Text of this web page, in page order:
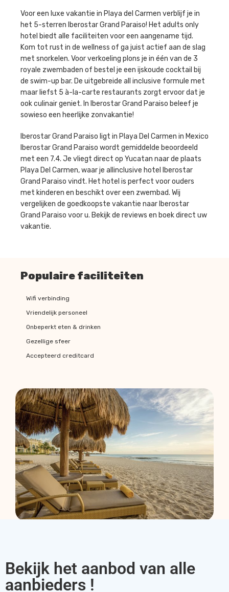
Voor een luxe vakantie in Playa del Carmen verblijf je in
het 5-sterren Iberostar Grand Paraiso! Het adults only
hotel biedt alle faciliteiten voor een aangename tijd.
Kom tot rust in de wellness of ga juist actief aan de slag
met snorkelen. Voor verkoeling plons je in één van de 3
royale zwembaden of bestel je een ijskoude cocktail bij
de swim-up bar. De uitgebreide all inclusive formule met
maar liefst 5 à-la-carte restaurants zorgt ervoor dat je
ook culinair geniet. In Iberostar Grand Paraiso beleef je
sowieso een heerlijke zonvakantie!
Iberostar Grand Paraiso ligt in Playa Del Carmen in Mexico
Iberostar Grand Paraiso wordt gemiddelde beoordeeld
met een 7.4. Je vliegt direct op Yucatan naar de plaats
Playa Del Carmen, waar je allinclusive hotel Iberostar
Grand Paraiso vindt. Het hotel is perfect voor ouders
met kinderen en beschikt over een zwembad. Wij
vergelijken de goedkoopste vakantie naar Iberostar
Grand Paraiso voor u. Bekijk de reviews en boek direct uw
vakantie.
Populaire faciliteiten
Wifi verbinding
Vriendelijk personeel
Onbeperkt eten & drinken
Gezellige sfeer
Accepteerd creditcard
Bekijk het aanbod van alle
aanbieders !